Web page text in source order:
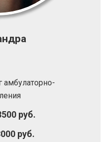
амбулаторно-
руб.
руб.